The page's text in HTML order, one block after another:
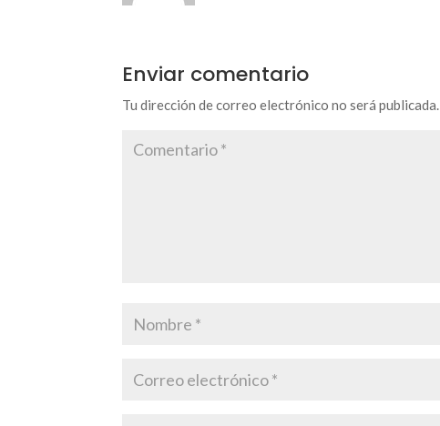
Enviar comentario
Tu dirección de correo electrónico no será publicada.